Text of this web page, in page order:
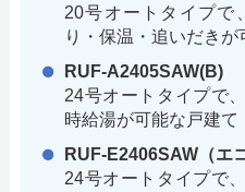
20号オートタイプで
り・保温・追いだきが
RUF-A2405SAW(B)
24号オートタイプで
時給湯が可能な戸建て
RUF-E2406SAW（エ
24号オートタイプで